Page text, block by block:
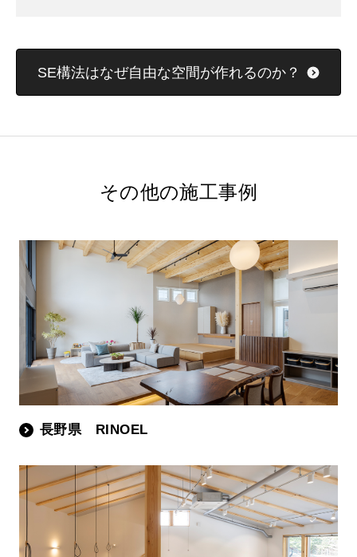
SE構法はなぜ自由な空間が作れるのか？
その他の施工事例
長野県 RINOEL